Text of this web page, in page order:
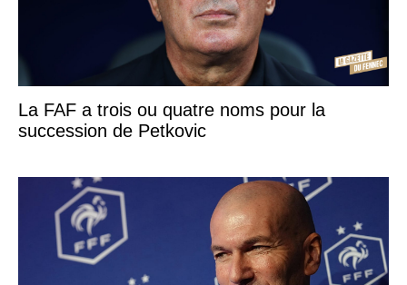
La FAF a trois ou quatre noms pour la
succession de Petkovic